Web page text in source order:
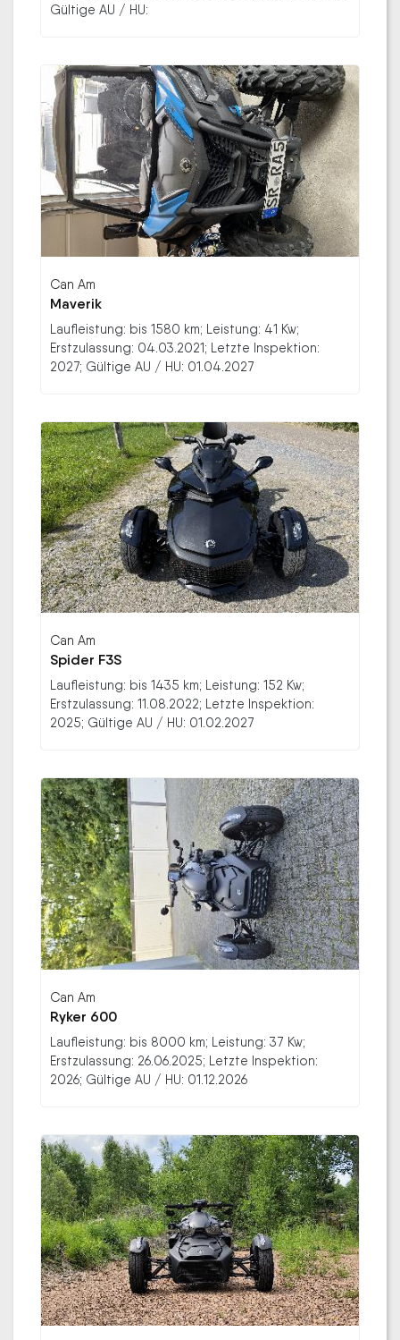
Gültige AU / HU:
Can Am
Maverik
Laufleistung: bis 1580 km; Leistung: 41 Kw;
Erstzulassung: 04.03.2021; Letzte Inspektion:
2027; Gültige AU / HU: 01.04.2027
Can Am
Spider F3S
Laufleistung: bis 1435 km; Leistung: 152 Kw;
Erstzulassung: 11.08.2022; Letzte Inspektion:
2025; Gültige AU / HU: 01.02.2027
Can Am
Ryker 600
Laufleistung: bis 8000 km; Leistung: 37 Kw;
Erstzulassung: 26.06.2025; Letzte Inspektion:
2026; Gültige AU / HU: 01.12.2026